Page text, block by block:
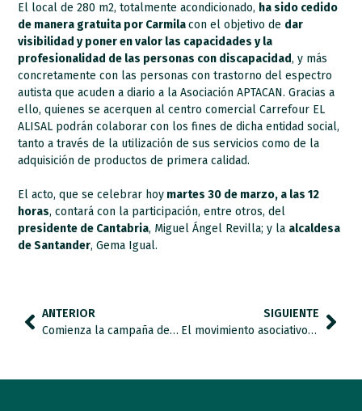
El local de 280 m2, totalmente acondicionado, ha sido cedido
de manera gratuita por Carmilacon el objetivo de dar
visibilidad y poner en valor las capacidades y la
profesionalidad de las personas con discapacidad, y más
concretamente con las personas con trastorno del espectro
autista que acuden a diario a la Asociación APTACAN. Gracias a
ello, quienes se acerquen al centro comercial Carrefour EL
ALISAL podrán colaborar con los fines de dicha entidad social,
tanto a través de la utilización de sus servicios como de la
adquisición de productos de primera calidad.
El acto, que se celebrar hoy martes 30 de marzo, a las 12
horas, contará con la participación, entre otros, del
presidente de Cantabria, Miguel Ángel Revilla; y la alcaldesa
de Santander, Gema Igual.
ANTERIOR
Comienza la campaña del Día Mundial de Concienciación sobre el Autismo
SIGUIENTE
El movimiento asociativo reclama educación y empleo de calidad para las personas con autismo